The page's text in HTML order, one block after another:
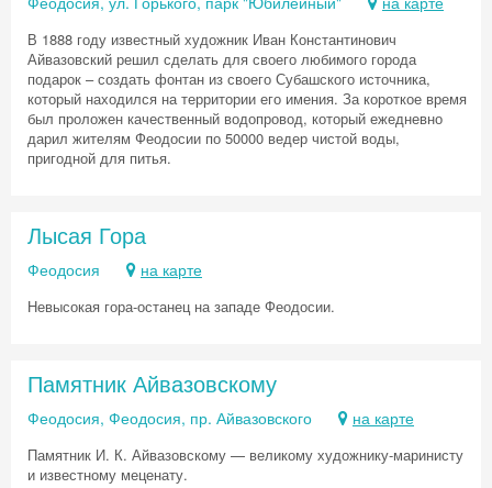
В 1888 году известный художник Иван Константинович
Айвазовский решил сделать для своего любимого города
подарок – создать фонтан из своего Субашского источника,
который находился на территории его имения. За короткое время
был проложен качественный водопровод, который ежедневно
дарил жителям Феодосии по 50000 ведер чистой воды,
пригодной для питья.
Лысая Гора
Феодосия на карте
Невысокая гора-останец на западе Феодосии.
Памятник Айвазовскому
Феодосия, Феодосия, пр. Айвазовского на карте
Памятник И. К. Айвазовскому — великому художнику-маринисту
и известному меценату.